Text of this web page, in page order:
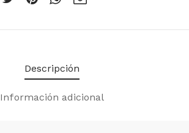
Descripción
Información adicional